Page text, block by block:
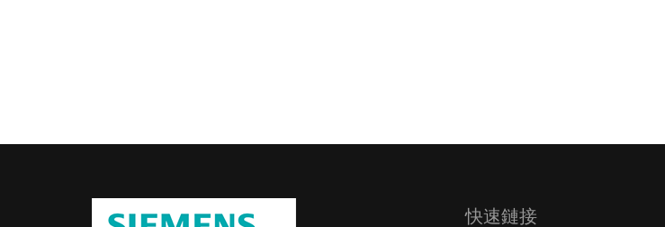
快速鏈接